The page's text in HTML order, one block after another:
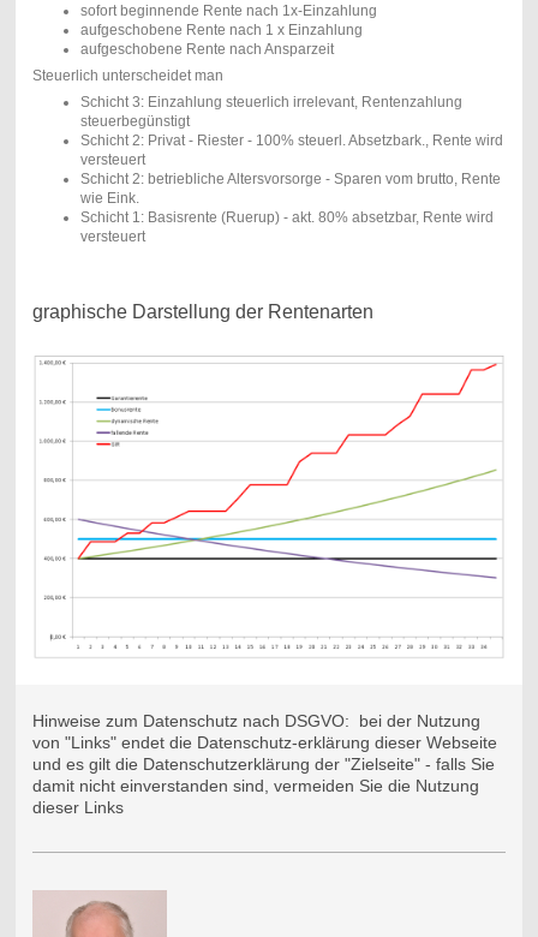
sofort beginnende Rente nach 1x-Einzahlung
aufgeschobene Rente nach 1 x Einzahlung
aufgeschobene Rente nach Ansparzeit
Steuerlich unterscheidet man
Schicht 3: Einzahlung steuerlich irrelevant, Rentenzahlung
steuerbegünstigt
Schicht 2: Privat - Riester - 100% steuerl. Absetzbark., Rente wird
versteuert
Schicht 2: betriebliche Altersvorsorge - Sparen vom brutto, Rente
wie Eink.
Schicht 1: Basisrente (Ruerup) - akt. 80% absetzbar, Rente wird
versteuert
graphische Darstellung der Rentenarten
Hinweise zum Datenschutz nach DSGVO: bei der Nutzung
von "Links" endet die Datenschutz-erklärung dieser Webseite
und es gilt die Datenschutzerklärung der "Zielseite" - falls Sie
damit nicht einverstanden sind, vermeiden Sie die Nutzung
dieser Links